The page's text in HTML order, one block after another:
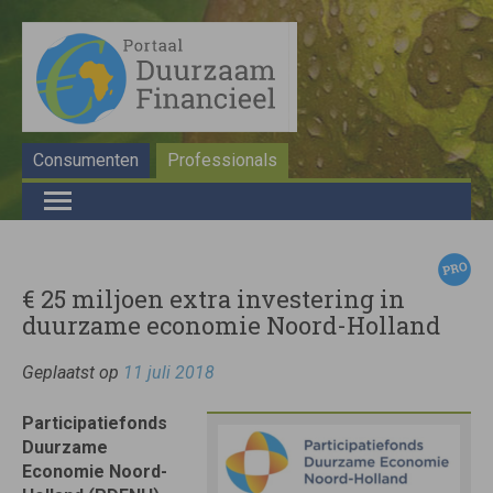
Consumenten Professionals
€ 25 miljoen extra investering in
duurzame economie Noord-Holland
Geplaatst op 11 juli 2018
Participatiefonds
Duurzame
Economie Noord-